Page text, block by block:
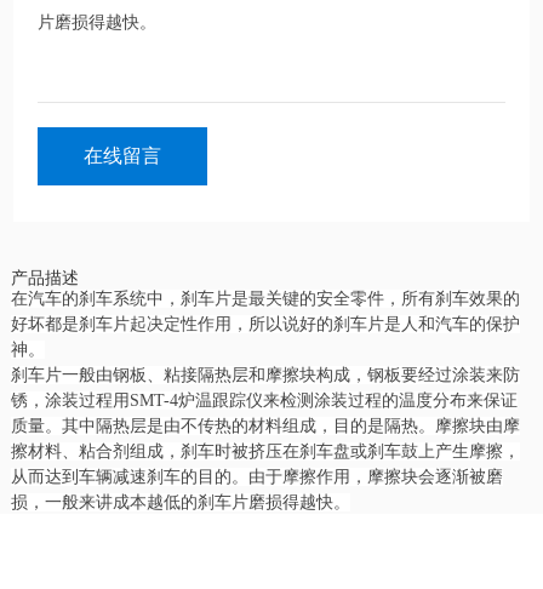
片磨损得越快。
在线留言
产品描述
在汽车的刹车系统中，刹车片是最关键的安全零件，所有刹车效果的
好坏都是刹车片起决定性作用，所以说好的刹车片是人和汽车的保护
神。
刹车片一般由钢板、粘接隔热层和摩擦块构成，钢板要经过涂装来防
锈，涂装过程用SMT-4炉温跟踪仪来检测涂装过程的温度分布来保证
质量。其中隔热层是由不传热的材料组成，目的是隔热。摩擦块由摩
擦材料、粘合剂组成，刹车时被挤压在刹车盘或刹车鼓上产生摩擦，
从而达到车辆减速刹车的目的。由于摩擦作用，摩擦块会逐渐被磨
损，一般来讲成本越低的刹车片磨损得越快。